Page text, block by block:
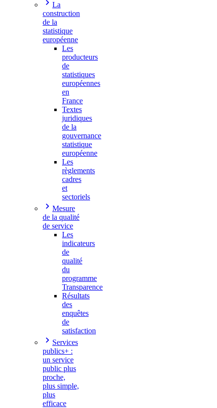
La
construction
de la
statistique
européenne
Les
producteurs
de
statistiques
européennes
en
France
Textes
juridiques
de la
gouvernance
statistique
européenne
Les
règlements
cadres
et
sectoriels
Mesure
de la qualité
de service
Les
indicateurs
de
qualité
du
programme
Transparence
Résultats
des
enquêtes
de
satisfaction
Services
publics+ :
un service
public plus
proche,
plus simple,
plus
efficace